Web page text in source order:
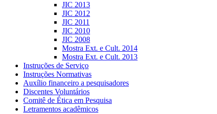
JIC 2013
JIC 2012
JIC 2011
JIC 2010
JIC 2008
Mostra Ext. e Cult. 2014
Mostra Ext. e Cult. 2013
Instruções de Serviço
Instruções Normativas
Auxílio financeiro a pesquisadores
Discentes Voluntários
Comitê de Ética em Pesquisa
Letramentos acadêmicos